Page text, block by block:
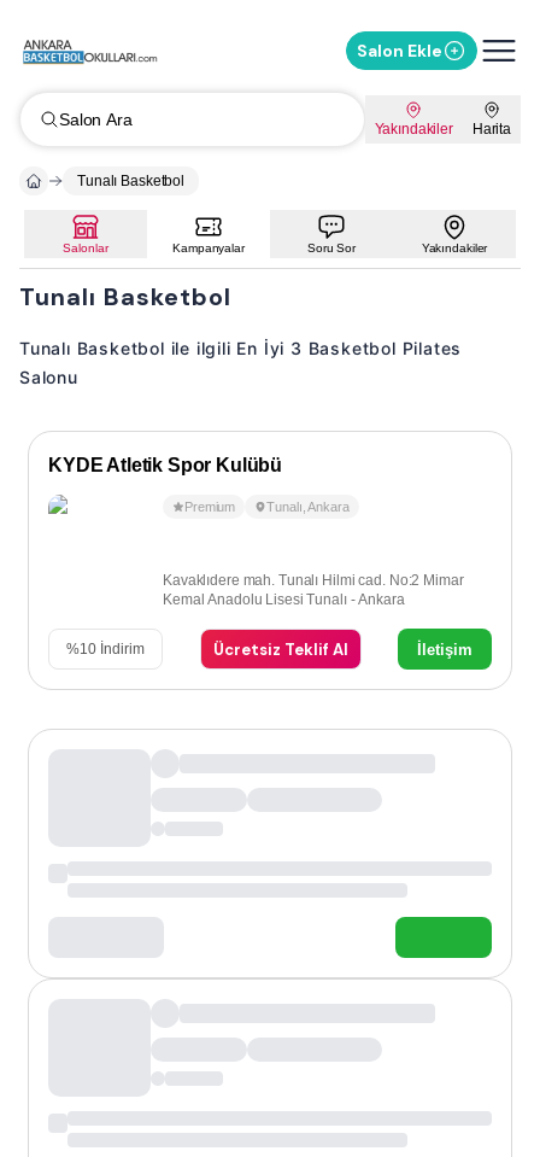
Salon Ekle
Salon Ara Yakındakiler Harita
Tunalı Basketbol
Salonlar Kampanyalar Soru Sor Yakındakiler
Tunalı Basketbol
Tunalı Basketbol ile ilgili En İyi 3 Basketbol Pilates
Salonu
KYDE Atletik Spor Kulübü
Premium Tunalı ,Ankara
Kavaklıdere mah. Tunalı Hilmi cad. No:2 Mimar
Kemal Anadolu Lisesi Tunalı - Ankara
%10 İndirim Ücretsiz Teklif Al İletişim